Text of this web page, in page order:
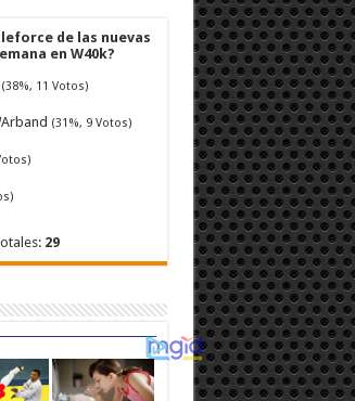
de las nuevas
en W40k?
(38%, 11 Votos)
(31%, 9 Votos)
29